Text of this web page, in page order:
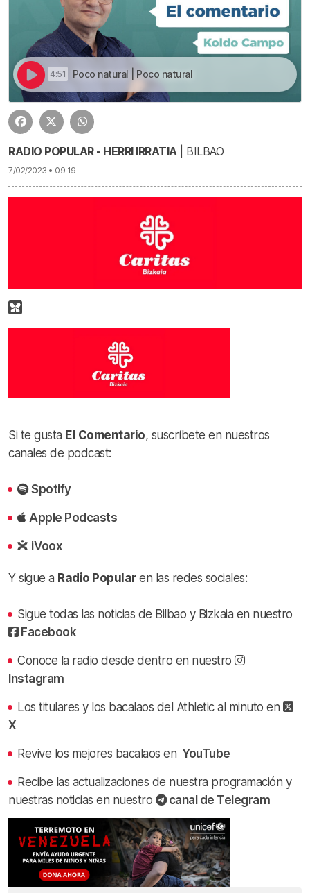
4:51 Poco natural | Poco natural
RADIO POPULAR - HERRI IRRATIA| BILBAO
7/02/2023 • 09:19
Si te gusta El Comentario, suscríbete en nuestros
canales de podcast:
Spotify
Apple Podcasts
iVoox
Y sigue a Radio Popularen las redes sociales:
Sigue todas las noticias de Bilbao y Bizkaia en nuestro
Facebook
Conoce la radio desde dentro en nuestro
Instagram
Los titulares y los bacalaos del Athletic al minuto en
X
Revive los mejores bacalaos en YouTube
Recibe las actualizaciones de nuestra programación y
nuestras noticias en nuestro
canal de Telegram